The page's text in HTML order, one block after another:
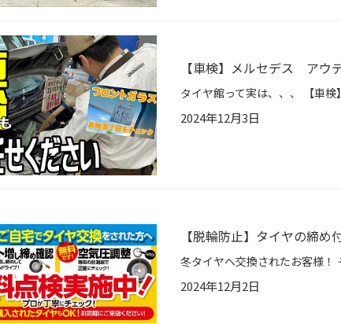
【車検】メルセデス ア
2024年12月3日
【脱輪防止】タイヤの締
2024年12月2日